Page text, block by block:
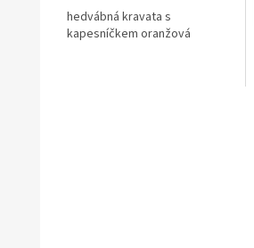
hedvábná kravata s
kapesníčkem oranžová